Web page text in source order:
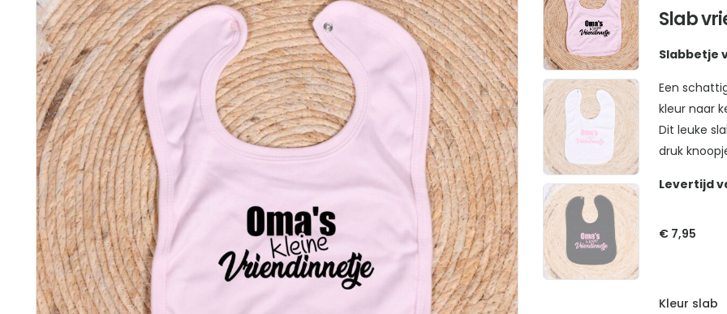
Slab
Slabbetje
Een
kleur naar
Dit leuke
druk
Levertijd
€ 7,95
Kleur slab